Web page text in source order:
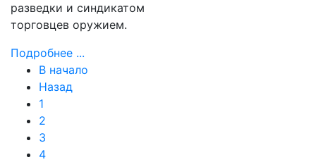
разведки и синдикатом
торговцев оружием.
Подробнее ...
В начало
Назад
1
2
3
4